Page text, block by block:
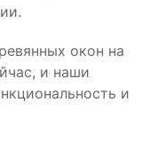
окон на
и наши
и